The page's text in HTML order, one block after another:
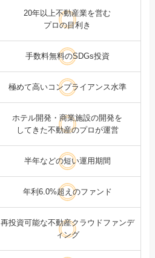
20年以上不動産業を営む
プロの目利き
手数料無料のSDGs投資
極めて高いコンプライアンス水準
ホテル開発・商業施設の開発を
してきた不動産のプロが運営
半年などの短い運用期間
年利6.0%超えのファンド
再投資可能な不動産クラウドファンデ
ィング